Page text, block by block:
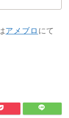
アメブロ にて